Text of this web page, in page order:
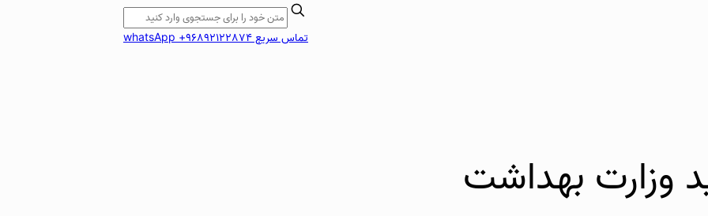
تماس سریع whatsApp +96892122874
وزارت بهداشت